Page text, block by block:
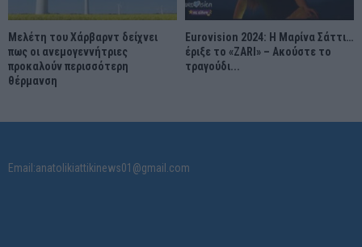
Μελέτη του Χάρβαρντ δείχνει
πως οι ανεμογεννήτριες
προκαλούν περισσότερη
θέρμανση
Eurovision 2024: Η Μαρίνα Σάττι…
έριξε το «ZARI» – Ακούστε το
τραγούδι...
Email:anatolikiattikinews01@gmail.com